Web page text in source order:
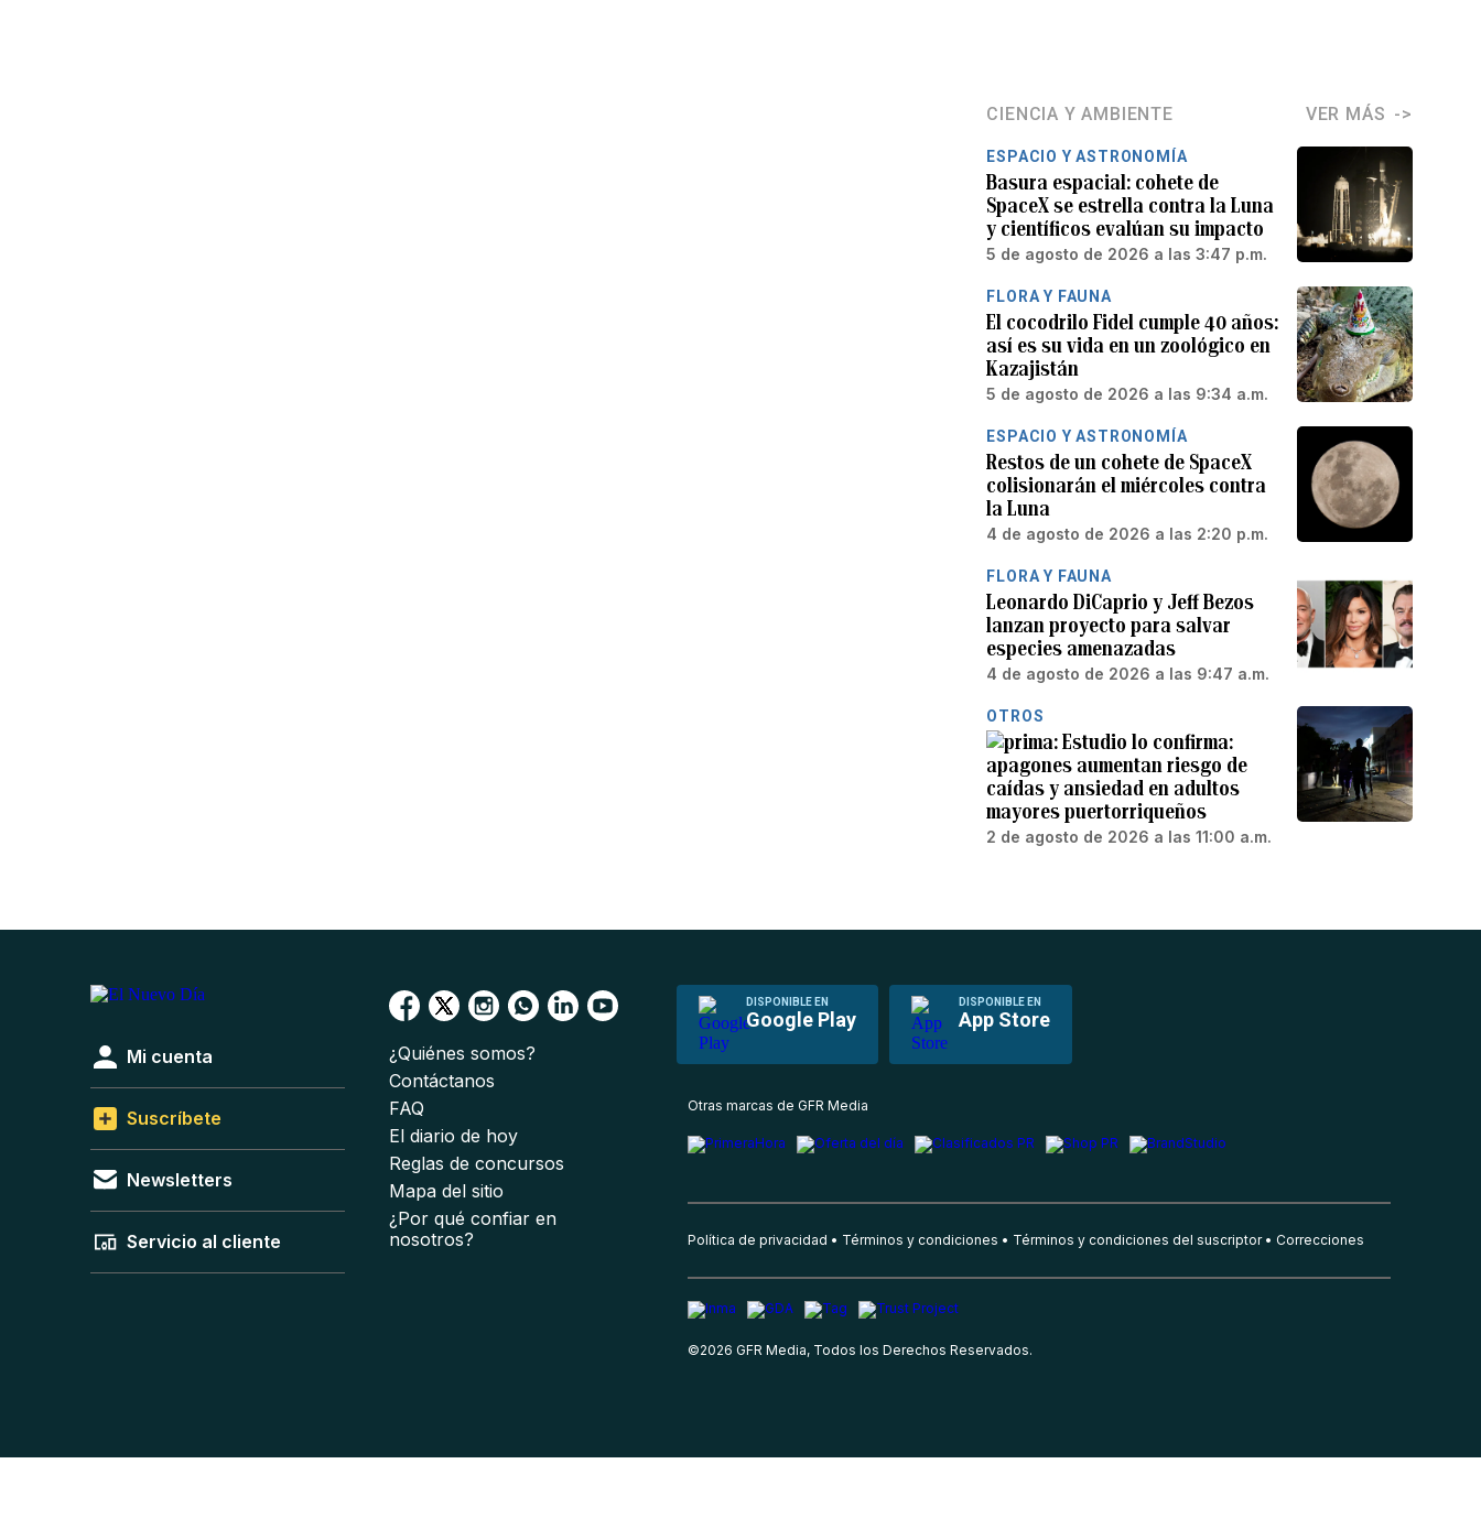
CIENCIA Y AMBIENTE VER MÁS
ESPACIO Y ASTRONOMÍA
Basura espacial: cohete de
SpaceX se estrella contra la Luna
y científicos evalúan su impacto
5 de agosto de 2026 a las 3:47 p.m.
FLORA Y FAUNA
El cocodrilo Fidel cumple 40 años:
así es su vida en un zoológico en
Kazajistán
5 de agosto de 2026 a las 9:34 a.m.
ESPACIO Y ASTRONOMÍA
Restos de un cohete de SpaceX
colisionarán el miércoles contra
la Luna
4 de agosto de 2026 a las 2:20 p.m.
FLORA Y FAUNA
Leonardo DiCaprio y Jeff Bezos
lanzan proyecto para salvar
especies amenazadas
4 de agosto de 2026 a las 9:47 a.m.
OTROS
Estudio lo confirma:
apagones aumentan riesgo de
caídas y ansiedad en adultos
mayores puertorriqueños
2 de agosto de 2026 a las 11:00 a.m.
DISPONIBLE EN
Google Play
DISPONIBLE EN
App Store
Mi cuenta
Suscríbete
Newsletters
Servicio al cliente
¿Quiénes somos?
Contáctanos
FAQ
El diario de hoy
Reglas de concursos
Mapa del sitio
¿Por qué confiar en
nosotros?
Otras marcas de GFR Media
Política de privacidad Términos y condiciones Términos y condiciones del suscriptor Correcciones
©2026 GFR Media, Todos los Derechos Reservados.